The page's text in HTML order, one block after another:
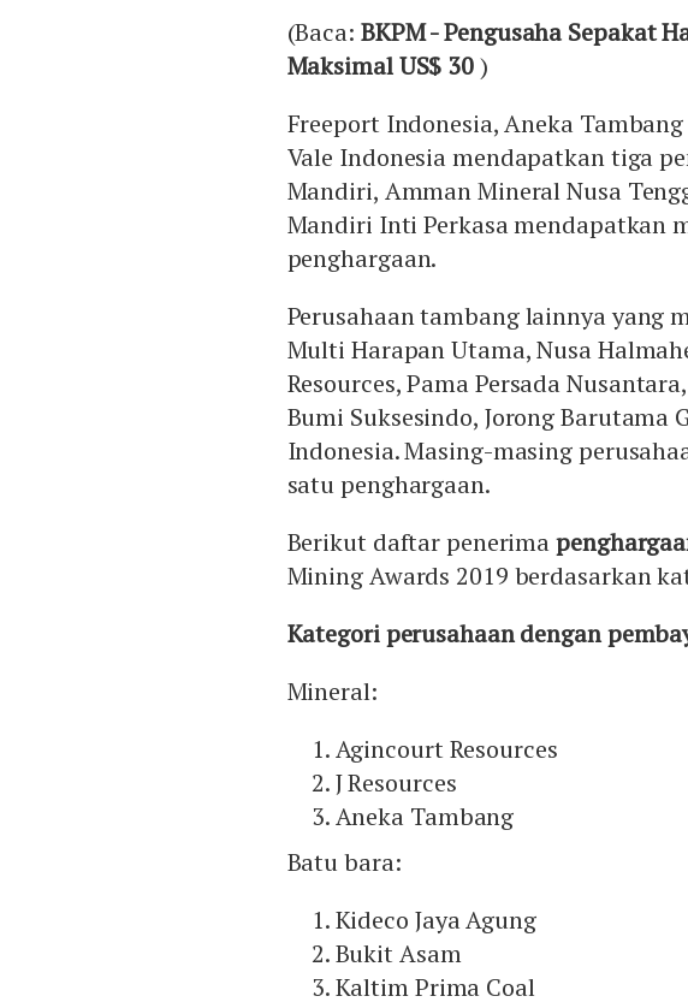
(Baca: BKPM - Pengusaha Sepakat
Maksimal US$ 30)
Freeport Indonesia, Aneka
Vale Indonesia mendapatkan tiga
Mandiri, Amman Mineral Nusa
Mandiri Inti Perkasa mendapatkan
penghargaan.
Perusahaan tambang lainnya yang
Multi Harapan Utama, Nusa
Resources, Pama Persada
Bumi Suksesindo, Jorong
Indonesia. Masing-masing
satu penghargaan.
Berikut daftar penerima
Mining Awards 2019 berdasarkan
Kategori perusahaan dengan
Mineral:
Agincourt Resources
J Resources
Aneka Tambang
Batu bara:
Kideco Jaya Agung
Bukit Asam
Kaltim Prima Coal